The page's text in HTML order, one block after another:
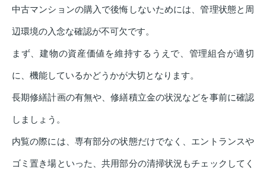
中古マンションの購入で後悔しないためには、管理状態と周
辺環境の入念な確認が不可欠です。
まず、建物の資産価値を維持するうえで、管理組合が適切
に、機能しているかどうかが大切となります。
長期修繕計画の有無や、修繕積立金の状況などを事前に確認
しましょう。
内覧の際には、専有部分の状態だけでなく、エントランスや
ゴミ置き場といった、共用部分の清掃状況もチェックしてく